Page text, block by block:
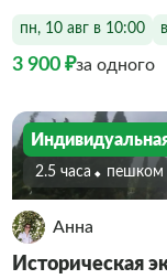
пн, 10 авг в 10:00
3 900 ₽за одного
2.5 часа Пешком
Анна
Историческая